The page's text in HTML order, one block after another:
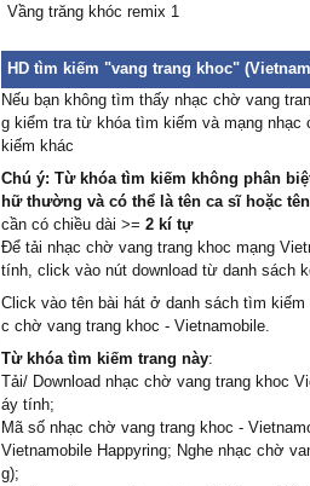
Vầng trăng khóc remix 1
HD tìm kiếm "vang trang khoc"
Nếu bạn không tìm thấy nhạc chờ vang
g kiểm tra từ khóa tìm kiếm và mạng
kiếm khác
Chú ý: Từ khóa tìm kiếm không phân
hữ thường và có thể là tên ca sĩ hoặc
cần có chiều dài >= 2 kí tự
Để tải nhạc chờ vang trang khoc mạng
tính, click vào nút download từ danh sách
Click vào tên bài hát ở danh sách tìm
c chờ vang trang khoc - Vietnamobile.
Từ khóa tìm kiếm trang này:
Tải/ Download nhạc chờ vang trang khoc
áy tính;
Mã số nhạc chờ vang trang khoc -
Vietnamobile Happyring; Nghe nhạc chờ
g);